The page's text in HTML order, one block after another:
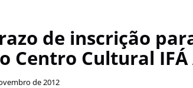
de inscrição
Centro Cultural IFÁ
de 2012